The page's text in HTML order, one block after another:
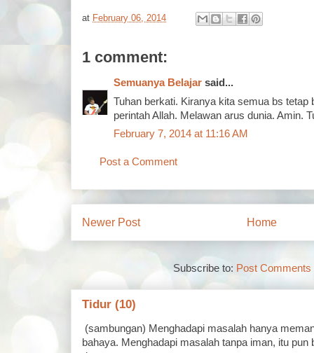
at February 06, 2014
1 comment:
Semuanya Belajar said...
Tuhan berkati. Kiranya kita semua bs tetap
perintah Allah. Melawan arus dunia. Amin.
February 7, 2014 at 11:16 AM
Post a Comment
Newer Post Home
Subscribe to: Post Comments
Tidur (10)
(sambungan) Menghadapi masalah hanya
bahaya. Menghadapi masalah tanpa iman, itu pun